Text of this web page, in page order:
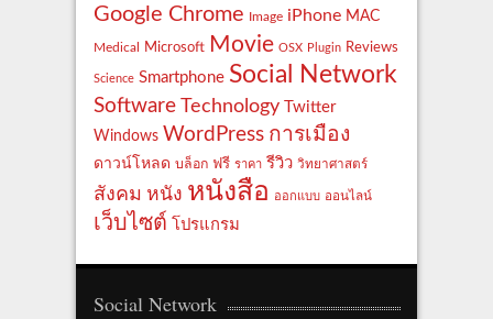
Google Chrome Image iPhone MAC
Medical Microsoft Movie OSX Plugin Reviews
Science Smartphone Social Network
Software Technology
Twitter
Windows WordPress การเมือง
ดาวน์โหลด บล็อก ฟรี ราคา รีวิว วิทยาศาสตร์
สังคม หนัง หนังสือ ออกแบบ ออนไลน์
เว็บไซต์ โปรแกรม
Social Network